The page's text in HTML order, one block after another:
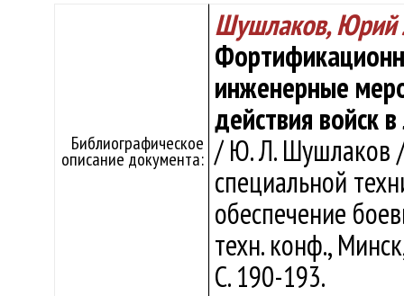
Библиографическое
описание документа:
Шушлаков, Юрий
инженерные
действия войск
/ Ю. Л. Шушлаков
специальной
обеспечение
техн. конф.,
С. 190-193.